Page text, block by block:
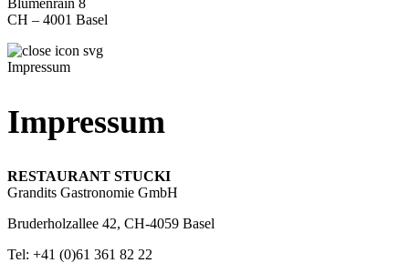
CH – 4001 Basel
Impressum
Impressum
RESTAURANT STUCKI
Grandits Gastronomie GmbH
Bruderholzallee 42, CH-4059 Basel
Tel: +41 (0)61 361 82 22